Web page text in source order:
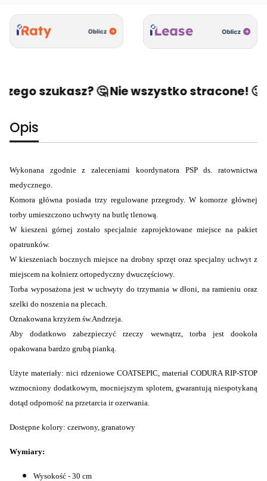
szukasz? 🤔 Nie wszystko stracone! 🙂
Opis
Wykonana zgodnie z zaleceniami koordynatora PSP ds. ratownictwa
medycznego.
Komora główna posiada trzy regulowane przegrody. W komorze głównej
torby umieszczono uchwyty na butlę tlenową.
W kieszeni górnej zostało specjalnie zaprojektowane miejsce na pakiet
opatrunków.
W kieszeniach bocznych miejsce na drobny sprzęt oraz specjalny uchwyt z
miejscem na kołnierz ortopedyczny dwuczęściowy.
Torba wyposażona jest w uchwyty do trzymania w dłoni, na ramieniu oraz
szelki do noszenia na plecach.
Oznakowana krzyżem św.Andrzeja.
Aby dodatkowo zabezpieczyć rzeczy wewnątrz, torba jest dookoła
opakowana bardzo grubą pianką.
Użyte materiały: nici rdzeniowe COATSEPIC, materiał CODURA RIP-STOP
wzmocniony dodatkowym, mocniejszym splotem, gwarantują niespotykaną
dotąd odporność na przetarcia ir ozerwania.
Dostępne kolory: czerwony, granatowy
Wymiary:
Wysokość - 30 cm